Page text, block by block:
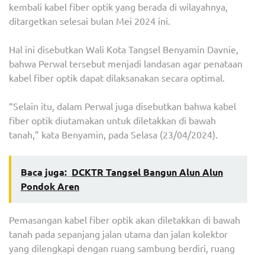
kembali kabel fiber optik yang berada di wilayahnya,
ditargetkan selesai bulan Mei 2024 ini.
Hal ini disebutkan Wali Kota Tangsel Benyamin Davnie,
bahwa Perwal tersebut menjadi landasan agar penataan
kabel fiber optik dapat dilaksanakan secara optimal.
“Selain itu, dalam Perwal juga disebutkan bahwa kabel
fiber optik diutamakan untuk diletakkan di bawah
tanah,” kata Benyamin, pada Selasa (23/04/2024).
Baca juga: DCKTR Tangsel Bangun Alun Alun
Pondok Aren
Pemasangan kabel fiber optik akan diletakkan di bawah
tanah pada sepanjang jalan utama dan jalan kolektor
yang dilengkapi dengan ruang sambung berdiri, ruang